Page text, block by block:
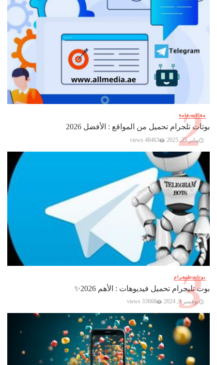
مقالات عامة
بوتات تلجرام تحميل من المواقع : الأفضل 2026
يناير 25, 2025 48463 views
بوتات تليجرام
بوت تليجرام تحميل فيديوهات : الأهم 2026✨️
نوفمبر 9, 2024 33668 views